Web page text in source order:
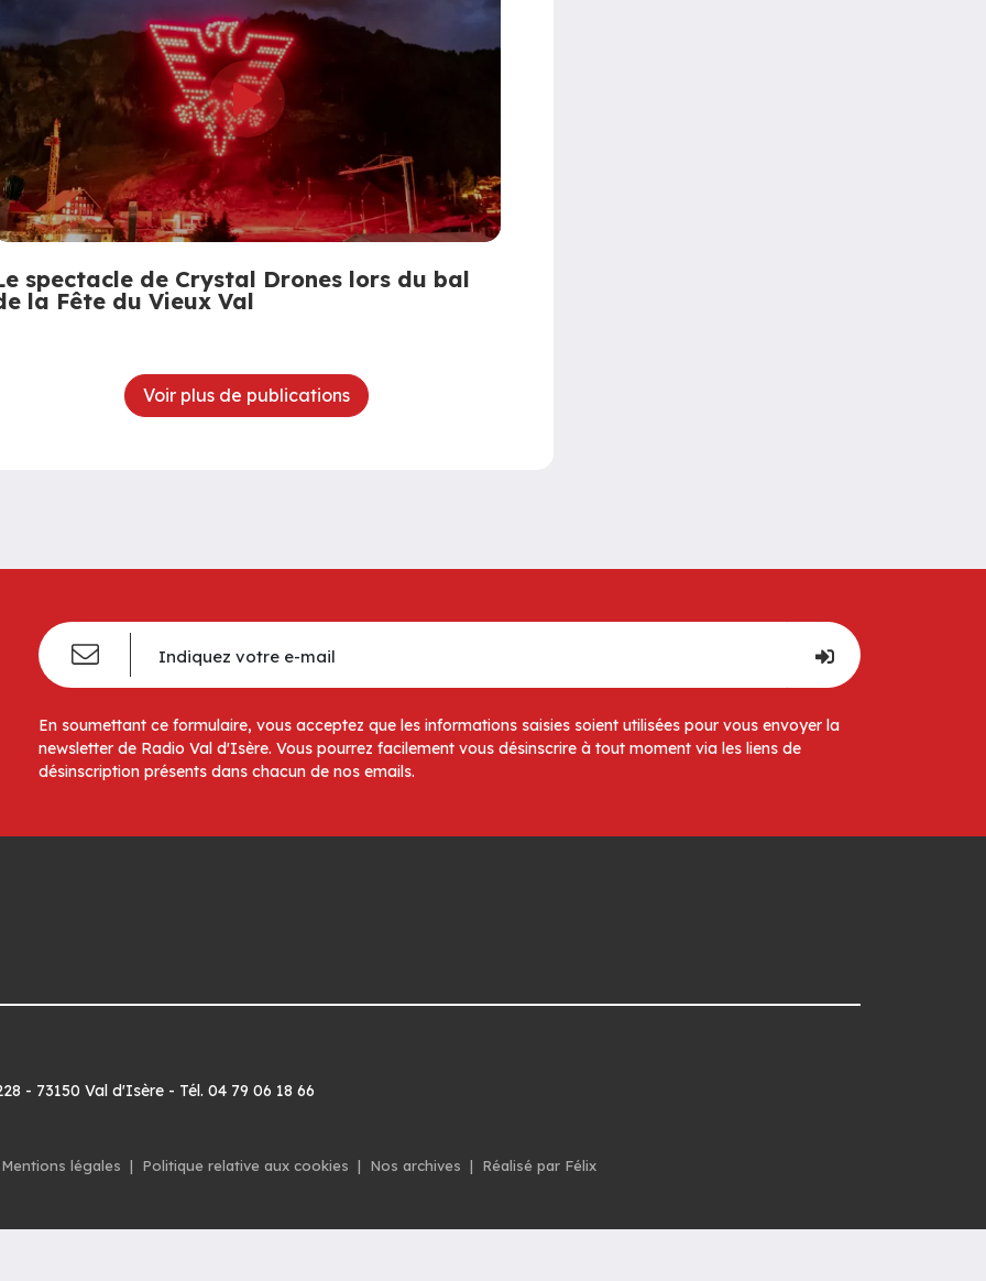
spectacle de Crystal Drones lors du bal
la Fête du Vieux Val
Voir plus de publications
En soumettant ce formulaire, vous acceptez que les informations saisies soient utilisées pour vous envoyer la
newsletter de Radio Val d'Isère. Vous pourrez facilement vous désinscrire à tout moment via les liens de
désinscription présents dans chacun de nos emails.
- 73150 Val d'Isère - Tél. 04 79 06 18 66
Mentions légales | Politique relative aux cookies | Nos archives | Réalisé par Félix